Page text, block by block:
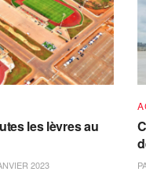
les lèvres au
2023